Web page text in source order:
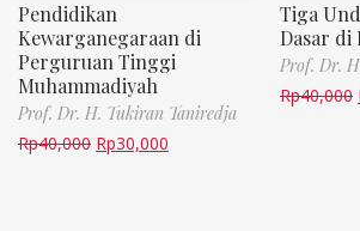
Pendidikan
Kewarganegaraan di
Perguruan Tinggi
Muhammadiyah
Prof. Dr. H. Tukiran Taniredja
Rp40,000 Rp30,000
Tiga
Dasar di
Prof. Dr.
Rp40,000